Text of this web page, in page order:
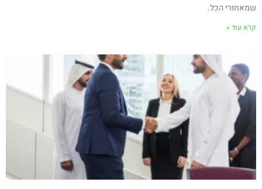
שמאחורי הכל.
קרא עוד »